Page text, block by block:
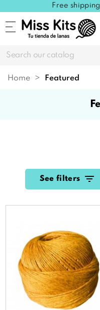
Free
Home featured
See filters